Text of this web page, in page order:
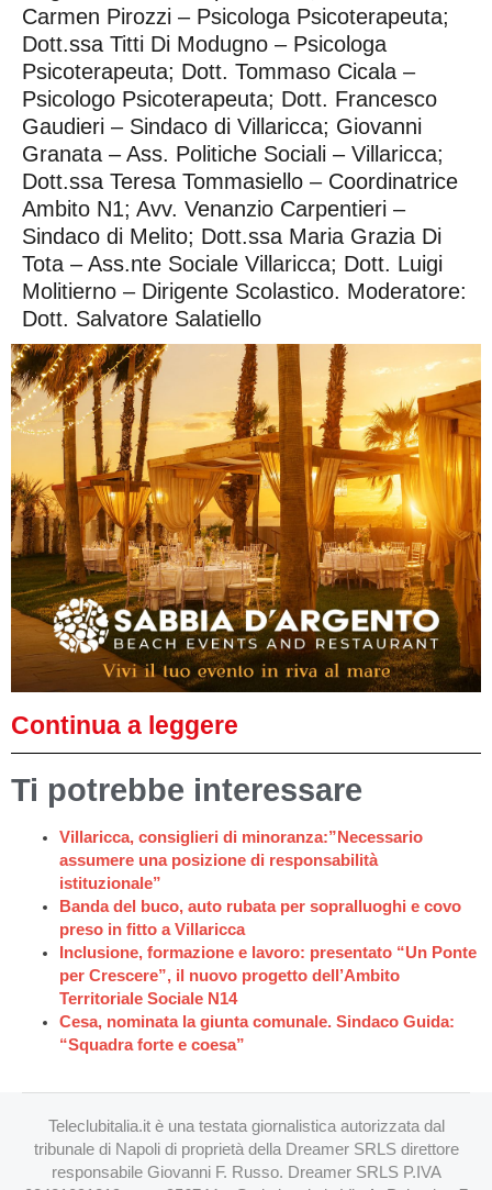
Carmen Pirozzi – Psicologa Psicoterapeuta;
Dott.ssa Titti Di Modugno – Psicologa
Psicoterapeuta; Dott. Tommaso Cicala –
Psicologo Psicoterapeuta; Dott. Francesco
Gaudieri – Sindaco di Villaricca; Giovanni
Granata – Ass. Politiche Sociali – Villaricca;
Dott.ssa Teresa Tommasiello – Coordinatrice
Ambito N1; Avv. Venanzio Carpentieri –
Sindaco di Melito; Dott.ssa Maria Grazia Di
Tota – Ass.nte Sociale Villaricca; Dott. Luigi
Molitierno – Dirigente Scolastico. Moderatore:
Dott. Salvatore Salatiello
Continua a leggere
Ti potrebbe interessare
Villaricca, consiglieri di minoranza:”Necessario
assumere una posizione di responsabilità
istituzionale”
Banda del buco, auto rubata per sopralluoghi e covo
preso in fitto a Villaricca
Inclusione, formazione e lavoro: presentato “Un Ponte
per Crescere”, il nuovo progetto dell’Ambito
Territoriale Sociale N14
Cesa, nominata la giunta comunale. Sindaco Guida:
“Squadra forte e coesa”
Teleclubitalia.it è una testata giornalistica autorizzata dal
tribunale di Napoli di proprietà della Dreamer SRLS direttore
responsabile Giovanni F. Russo. Dreamer SRLS P.IVA